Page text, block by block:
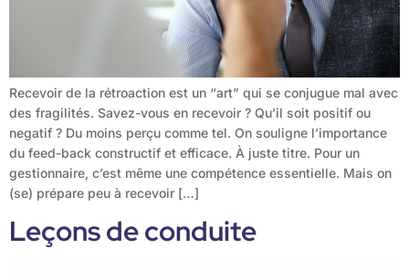
Recevoir de la rétroaction est un “art” qui se conjugue mal avec
des fragilités. Savez-vous en recevoir ? Qu’il soit positif ou
negatif ? Du moins perçu comme tel. On souligne l’importance
du feed-back constructif et efficace. À juste titre. Pour un
gestionnaire, c’est même une compétence essentielle. Mais on
(se) prépare peu à recevoir […]
Leçons de conduite